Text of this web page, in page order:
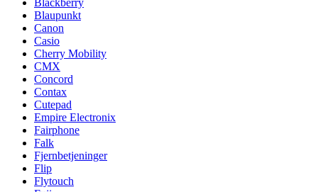
Blackberry
Blaupunkt
Canon
Casio
Cherry Mobility
CMX
Concord
Contax
Cutepad
Empire Electronix
Fairphone
Falk
Fjernbetjeninger
Flip
Flytouch